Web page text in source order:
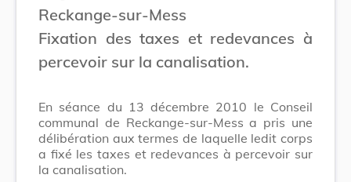
Reckange-sur-Mess
Fixation des taxes et redevances à
percevoir sur la canalisation.
En séance du 13 décembre 2010 le Conseil
communal de Reckange-sur-Mess a pris une
délibération aux termes de laquelle ledit corps
a fixé les taxes et redevances à percevoir sur
la canalisation.